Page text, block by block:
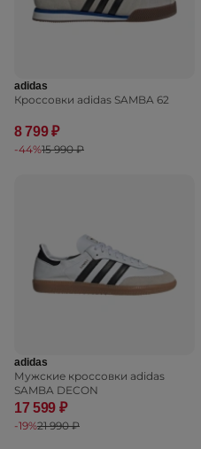
adidas
Кроссовки adidas SAMBA 62
8 799 ₽
-44%15 990 ₽
adidas
Мужские кроссовки adidas
SAMBA DECON
17 599 ₽
-19%21 990 ₽